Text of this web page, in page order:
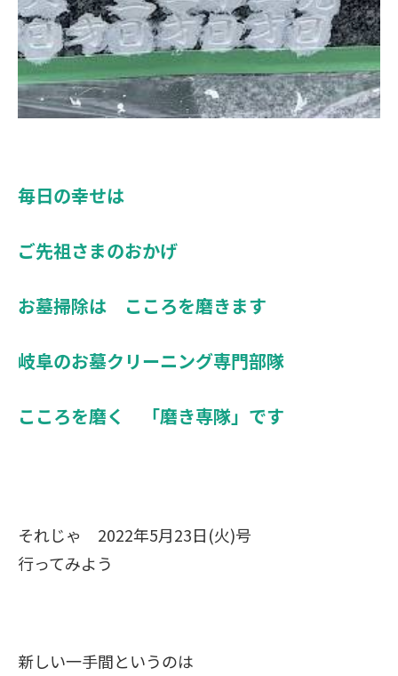
毎日の幸せは
ご先祖さまのおかげ
お墓掃除は こころを磨きます
岐阜のお墓クリーニング専門部隊
こころを磨く 「磨き専隊」です
それじゃ 2022年5月23日(火)号
行ってみよう
新しい一手間というのは